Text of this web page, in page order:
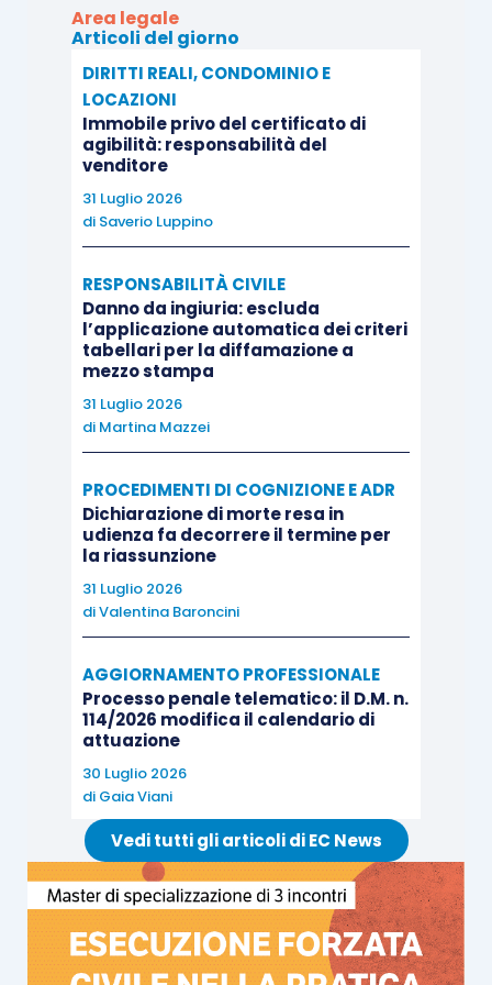
L’AI Act dell’Unione europea, pur non
disciplinando specificamente l’attività forense,
introduce un modello regolatorio fondato sulla
gestione del rischio e sulla responsabilizzazione
degli operatori.
In parallelo, il Consiglio degli Ordini Forensi
Europei ha più volte richiamato la necessità di
garantire che l’utilizzo dell’Intelligenza Artificiale
rimanga compatibile con i principi di
indipendenza, riservatezza e controllo umano
dell’attività difensiva.
la presenza di errori tecnologici, fisiologici in
qualunque sistema automatizzato, quanto la
progressiva deresponsabilizzazione
metodologica che tali strumenti possono
verifica critica, soprattutto nei contesti
professionali caratterizzati da elevata pressione
Per questa ragione, la questione non può essere
affrontata esclusivamente sul piano disciplinare
o reputazionale.
Gli Studi legali sono chiamati a sviluppare modelli
Area legale
Articoli del giorno
DIRITTI REALI, CONDOMINIO E
LOCAZIONI
Immobile privo del certificato di
agibilità: responsabilità del
venditore
31 Luglio 2026
di Saverio Luppino
RESPONSABILITÀ CIVILE
Danno da ingiuria: escluda
l’applicazione automatica dei criteri
tabellari per la diffamazione a
mezzo stampa
31 Luglio 2026
di Martina Mazzei
PROCEDIMENTI DI COGNIZIONE E ADR
Dichiarazione di morte resa in
udienza fa decorrere il termine per
la riassunzione
31 Luglio 2026
diValentina Baroncini
AGGIORNAMENTO PROFESSIONALE
Processo penale telematico: il D.M. n.
114/2026 modifica il calendario di
attuazione
30 Luglio 2026
di Gaia Viani
Vedi tutti gli articoli di EC News